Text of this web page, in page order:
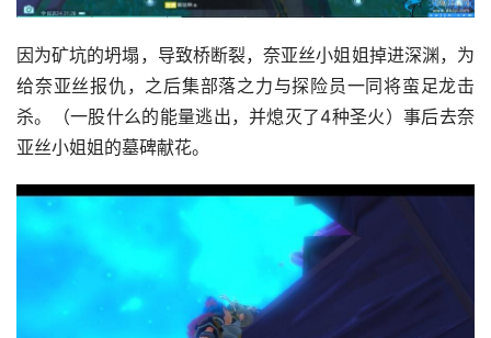
因为矿坑的坍塌，导致桥断裂，奈亚丝小姐姐掉进深渊，为
给奈亚丝报仇，之后集部落之力与探险员一同将蛮足龙击
杀。（一股什么的能量逃出，并熄灭了4种圣火）事后去奈
亚丝小姐姐的墓碑献花。